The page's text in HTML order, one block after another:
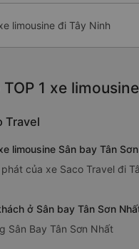
limousine đi Tây Ninh
TOP 1 xe
Travel
limousine Sân bay Tân
phát của xe Saco Travel đi
ở Sân bay Tân Sơn
Sân Bay Tân Sơn Nhất